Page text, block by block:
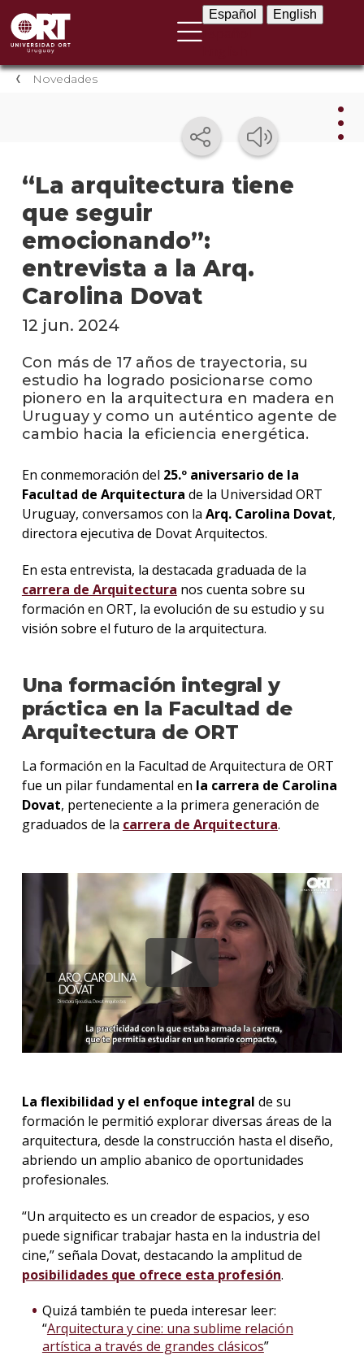
Español English
Novedades
“La arquitectura tiene
que seguir
emocionando”:
entrevista a la Arq.
Carolina Dovat
La
12 jun. 2024
Con más de 17 años de trayectoria, su
estudio ha logrado posicionarse como
pionero en la arquitectura en madera en
Uruguay y como un auténtico agente de
cambio hacia la eficiencia energética.
En conmemoración del 25.º aniversario de la
Facultad de Arquitectura de la Universidad ORT
Uruguay, conversamos con la Arq. Carolina Dovat,
directora ejecutiva de Dovat Arquitectos.
En esta entrevista, la destacada graduada de la
carrera de Arquitectura nos cuenta sobre su
formación en ORT, la evolución de su estudio y su
visión sobre el futuro de la arquitectura.
Una formación integral y
práctica en la Facultad de
Arquitectura de ORT
La formación en la Facultad de Arquitectura de ORT
fue un pilar fundamental en la carrera de Carolina
Dovat, perteneciente a la primera generación de
graduados de la carrera de Arquitectura.
La flexibilidad y el enfoque integral de su
formación le permitió explorar diversas áreas de la
arquitectura, desde la construcción hasta el diseño,
abriendo un amplio abanico de oportunidades
profesionales.
“Un arquitecto es un creador de espacios, y eso
puede significar trabajar hasta en la industria del
cine,” señala Dovat, destacando la amplitud de
posibilidades que ofrece esta profesión.
Quizá también te pueda interesar leer:
“Arquitectura y cine: una sublime relación
artística a través de grandes clásicos”